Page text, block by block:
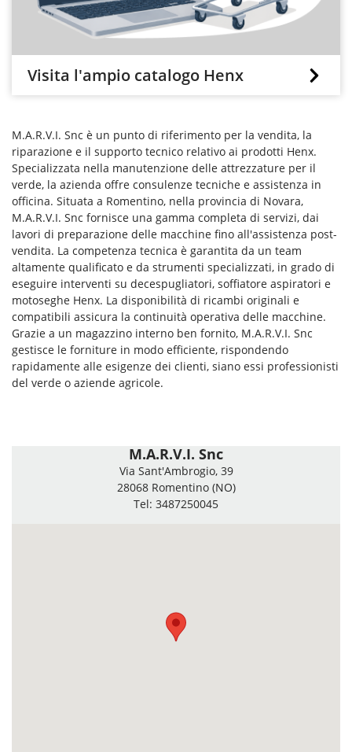
Visita l'ampio catalogo Henx
M.A.R.V.I. Snc è un punto di riferimento per la vendita, la
riparazione e il supporto tecnico relativo ai prodotti Henx.
Specializzata nella manutenzione delle attrezzature per il
verde, la azienda offre consulenze tecniche e assistenza in
officina. Situata a Romentino, nella provincia di Novara,
M.A.R.V.I. Snc fornisce una gamma completa di servizi, dai
lavori di preparazione delle macchine fino all'assistenza post-
vendita. La competenza tecnica è garantita da un team
altamente qualificato e da strumenti specializzati, in grado di
eseguire interventi su decespugliatori, soffiatore aspiratori e
motoseghe Henx. La disponibilità di ricambi originali e
compatibili assicura la continuità operativa delle macchine.
Grazie a un magazzino interno ben fornito, M.A.R.V.I. Snc
gestisce le forniture in modo efficiente, rispondendo
rapidamente alle esigenze dei clienti, siano essi professionisti
del verde o aziende agricole.
M.A.R.V.I. Snc
Via Sant'Ambrogio, 39
28068 Romentino (NO)
Tel: 3487250045